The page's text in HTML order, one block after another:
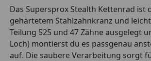
Das Supersprox Stealth Kettenrad
gehärtetem Stahlzahnkranz und
Teilung 525 und 47 Zähne ausgelegt
Loch) montierst du es passgenau
auf. Die saubere Verarbeitung sorgt